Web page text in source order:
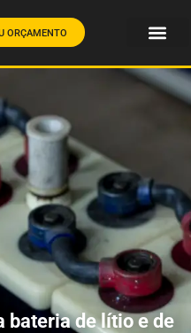
ORÇAMENTO
bateria de lítio e de